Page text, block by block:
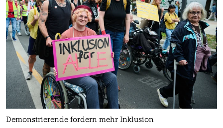
Demonstrierende fordern mehr Inklusion